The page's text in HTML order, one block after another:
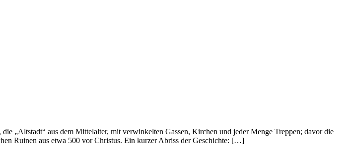
„Altstadt“ aus dem Mittelalter, mit verwinkelten Gassen, Kirchen und jeder Menge Treppen; davor die
Ruinen aus etwa 500 vor Christus. Ein kurzer Abriss der Geschichte: […]